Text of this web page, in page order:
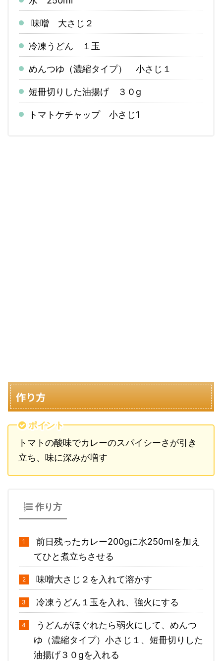
味噌 大さじ２
冷凍うどん １玉
めんつゆ（濃縮タイプ） 小さじ１
短冊切りした油揚げ ３０g
トマトケチャップ 小さじ1
作り方
ポイント
トマトの酸味でカレーのスパイシーさが引き
立ち、味に深みが増す
作り方
前日残ったカレー200gに水250mlを加え
てひと煮立ちさせる
味噌大さじ２を入れて溶かす
冷凍うどん１玉を入れ、強火にする
うどんがほぐれたら弱火にして、めんつ
ゆ（濃縮タイプ）小さじ１、短冊切りした
油揚げ３０gを入れる